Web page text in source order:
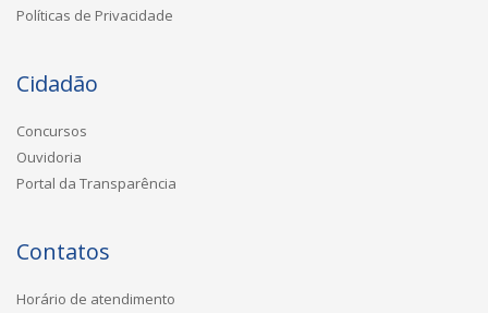
Políticas de Privacidade
Cidadão
Concursos
Ouvidoria
Portal da Transparência
Contatos
Horário de atendimento